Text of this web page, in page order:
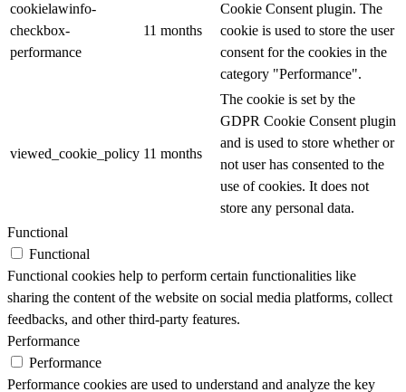
cookielawinfo-
checkbox-
performance
11 months
Cookie Consent plugin. The
cookie is used to store the user
consent for the cookies in the
category "Performance".
viewed_cookie_policy 11 months
The cookie is set by the
GDPR Cookie Consent plugin
and is used to store whether or
not user has consented to the
use of cookies. It does not
store any personal data.
Functional
Functional
Functional cookies help to perform certain functionalities like
sharing the content of the website on social media platforms, collect
feedbacks, and other third-party features.
Performance
Performance
Performance cookies are used to understand and analyze the key